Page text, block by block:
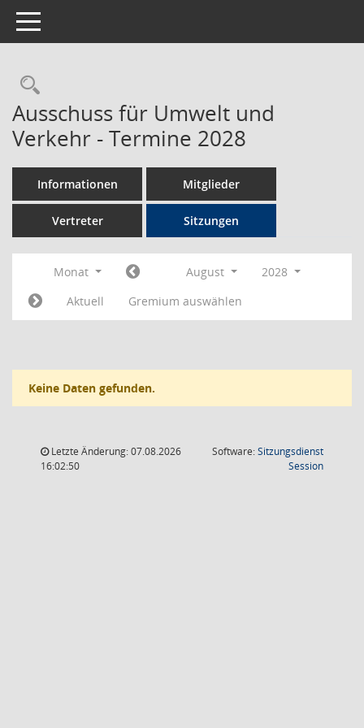
Toggle navigation
Rechercheauswahl
Ausschuss für Umwelt und
Verkehr - Termine 2028
Informationen Mitglieder
Vertreter Sitzungen
Monat August
2028
Aktuell
Gremium auswählen
Keine Daten gefunden.
Letzte Änderung: 07.08.2026
16:02:50
Software:Sitzungsdienst
Session(Wird in